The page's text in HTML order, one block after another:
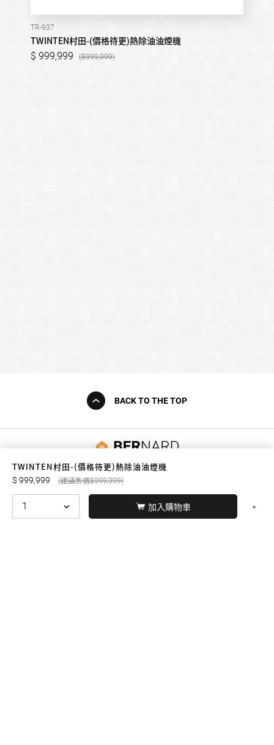
TWINTEN村田-(價格待更)熱除油油煙機
999,999 999,999
加入購物車
TR-937
TWINTEN村田-(價格待更)熱除油油煙機
999,999 999,999
BACK TO THE TOP
友誠購物
© BERNARD 2021 WEBDESIGN